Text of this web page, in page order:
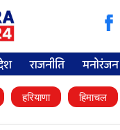
राजनीति मनोरंजन
हरियाणा हिमाचल